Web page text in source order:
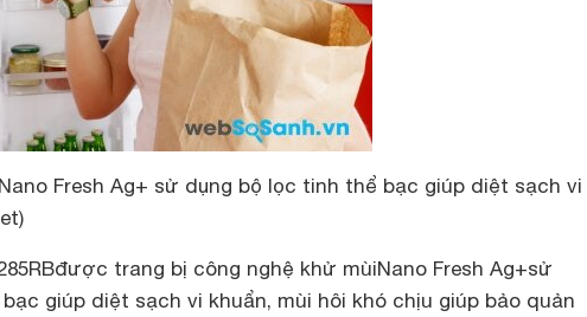
Fresh Ag+ sử dụng bộ lọc tinh thể bạc giúp diệt sạch vi
được trang bị công nghệ khử mùiNano Fresh Ag+sử
giúp diệt sạch vi khuẩn, mùi hôi khó chịu giúp bảo quản